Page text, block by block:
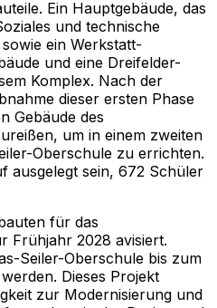
Ein Hauptgebäude, das
und technische
ein Werkstatt-
und eine Dreifelder-
Komplex. Nach der
dieser ersten Phase
Gebäude des
um in einem zweiten
Oberschule zu errichten.
ausgelegt sein, 672 Schüler
für das
Frühjahr 2028 avisiert.
Seiler-Oberschule bis zum
Dieses Projekt
zur Modernisierung und